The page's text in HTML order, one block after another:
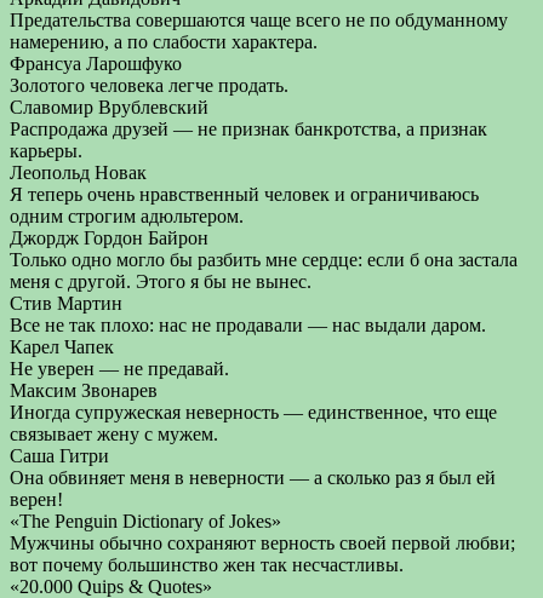
Предательства совершаются чаще всего не по обдуманному
намерению, а по слабости характера.
Франсуа Ларошфуко
Золотого человека легче продать.
Славомир Врублевский
Распродажа друзей — не признак банкротства, а признак
карьеры.
Леопольд Новак
Я теперь очень нравственный человек и ограничиваюсь
одним строгим адюльтером.
Джордж Гордон Байрон
Только одно могло бы разбить мне сердце: если б она застала
меня с другой. Этого я бы не вынес.
Стив Мартин
Все не так плохо: нас не продавали — нас выдали даром.
Карел Чапек
Не уверен — не предавай.
Максим Звонарев
Иногда супружеская неверность — единственное, что еще
связывает жену с мужем.
Саша Гитри
Она обвиняет меня в неверности — а сколько раз я был ей
верен!
«The Penguin Dictionary of Jokes»
Мужчины обычно сохраняют верность своей первой любви;
вот почему большинство жен так несчастливы.
«20.000 Quips & Quotes»